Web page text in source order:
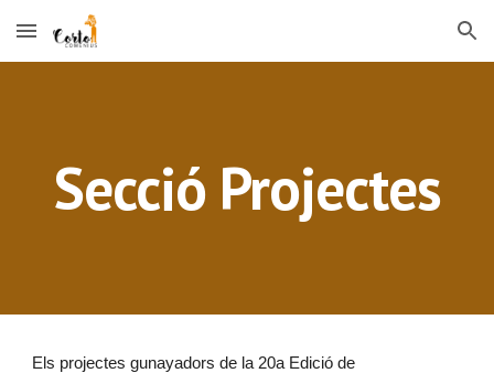
Skip to main content Skip to navigation
Secció Projectes
Els projectes gunayadors de la 20a Edició de